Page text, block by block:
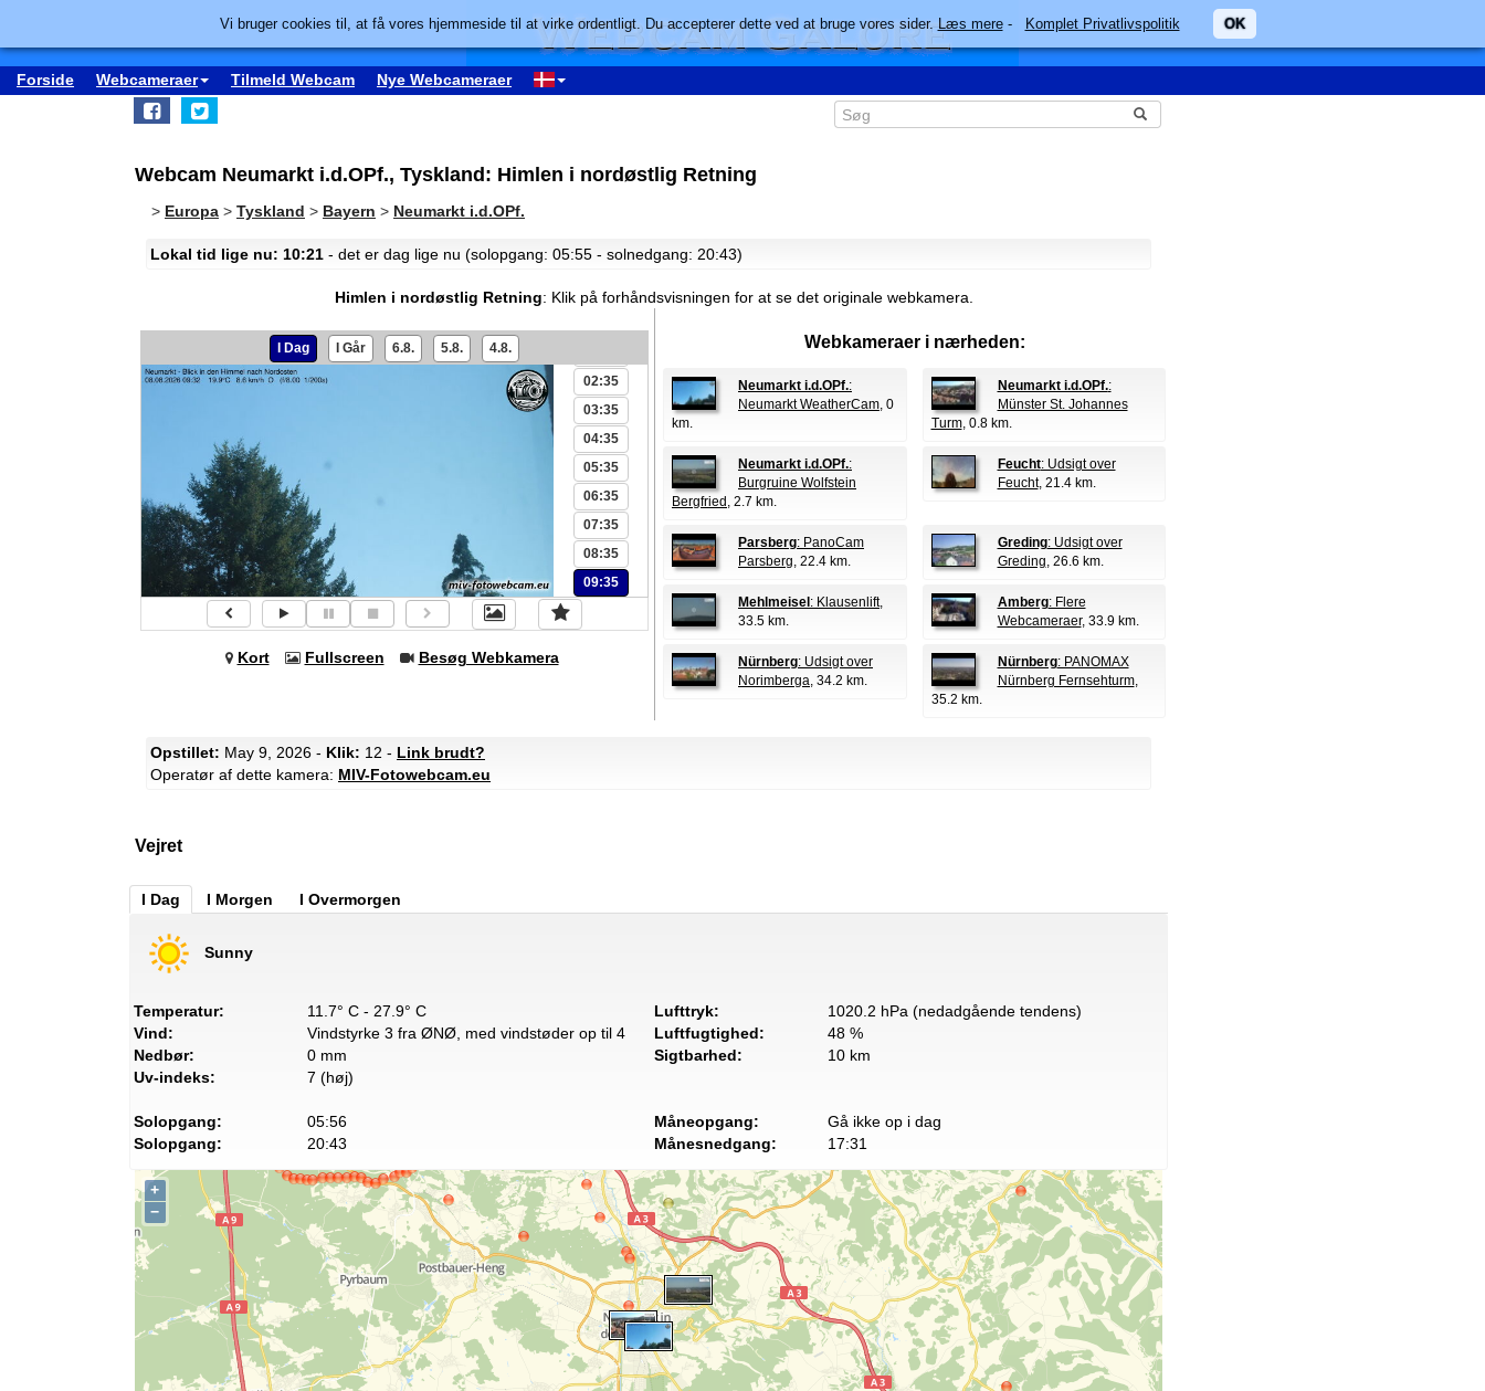
Forside Webcameraer Tilmeld Webcam Nye Webcameraer
Webcam Neumarkt i.d.OPf., Tyskland: Himlen i nordøstlig Retning
> Europa > Tyskland > Bayern > Neumarkt i.d.OPf.
Lokal tid lige nu: 10:21 - det er dag lige nu (solopgang: 05:55 - solnedgang: 20:43)
Himlen i nordøstlig Retning: Klik på forhåndsvisningen for at se det originale webkamera.
I Dag I Går 6.8. 5.8. 4.8.
02:35
03:35
04:35
05:35
06:35
07:35
08:35
09:35
Kort Fullscreen Besøg Webkamera
Webkameraer i nærheden:
Neumarkt i.d.OPf.:
Neumarkt WeatherCam, 0
km.
Neumarkt i.d.OPf.:
Münster St. Johannes
Turm, 0.8 km.
Neumarkt i.d.OPf.:
Burgruine Wolfstein
Bergfried , 2.7 km.
Feucht: Udsigt over
Feucht, 21.4 km.
Parsberg: PanoCam
Parsberg, 22.4 km.
Greding: Udsigt over
Greding, 26.6 km.
Mehlmeisel : Klausenlift,
33.5 km.
Amberg: Flere
Webcameraer, 33.9 km.
Nürnberg: Udsigt over
Norimberga, 34.2 km.
Nürnberg: PANOMAX
Nürnberg Fernsehturm,
35.2 km.
Opstillet: May 9, 2026 - Klik: 12 - Link brudt?
Operatør af dette kamera: MIV-Fotowebcam.eu
Vejret
I Dag I Morgen I Overmorgen
Sunny
Temperatur:
11.7° C - 27.9° C
Vind:
Vindstyrke 3 fra ØNØ, med vindstøder op til 4
Nedbør:
0 mm
Uv-indeks:
7 (høj)
Lufttryk:
1020.2 hPa (nedadgående tendens)
Luftfugtighed:
48 %
Sigtbarhed:
10 km
Solopgang:
05:56
Solopgang:
20:43
Måneopgang:
Gå ikke op i dag
Månesnedgang:
17:31
+
−
Vi bruger cookies til, at få vores hjemmeside til at virke ordentligt. Du accepterer dette ved at bruge vores sider.Læs mere- Komplet Privatlivspolitik OK